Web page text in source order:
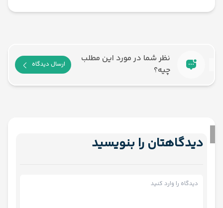
نظر شما در مورد این مطلب
چیه؟
ارسال دیدگاه
دیدگاهتان را بنویسید